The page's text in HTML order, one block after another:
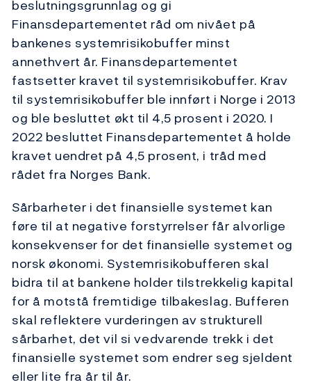
beslutningsgrunnlag og gi
Finansdepartementet råd om nivået på
bankenes systemrisikobuffer minst
annethvert år. Finansdepartementet
fastsetter kravet til systemrisikobuffer. Krav
til systemrisikobuffer ble innført i Norge i 2013
og ble besluttet økt til 4,5 prosent i 2020. I
2022 besluttet Finansdepartementet å holde
kravet uendret på 4,5 prosent, i tråd med
rådet fra Norges Bank.
Sårbarheter i det finansielle systemet kan
føre til at negative forstyrrelser får alvorlige
konsekvenser for det finansielle systemet og
norsk økonomi. Systemrisikobufferen skal
bidra til at bankene holder tilstrekkelig kapital
for å motstå fremtidige tilbakeslag. Bufferen
skal reflektere vurderingen av strukturell
sårbarhet, det vil si vedvarende trekk i det
finansielle systemet som endrer seg sjeldent
eller lite fra år til år.